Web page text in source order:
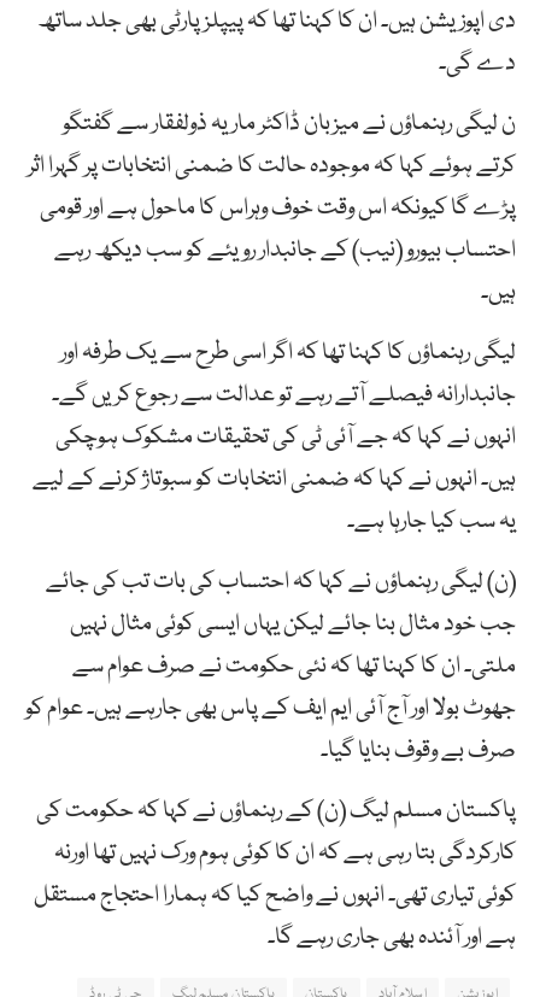
دی اپوزیشن ہیں۔ ان کا کہنا تھا کہ پیپلز پارٹی بھی جلد ساتھ
دے گی۔
ن لیگی رہنماؤں نے میزبان ڈاکٹر ماریہ ذولفقار سے گفتگو
کرتے ہوئے کہا کہ موجودہ حالت کا ضمنی انتخابات پر گہرا اثر
پڑے گا کیونکہ اس وقت خوف وہراس کا ماحول ہے اور قومی
احتساب بیورو (نیب) کے جانبدار رویئے کو سب دیکھ رہے
ہیں۔
لیگی رہنماؤں کا کہنا تھا کہ اگر اسی طرح سے یک طرفہ اور
جانبدارانہ فیصلے آتے رہے تو عدالت سے رجوع کریں گے۔
انہوں نے کہا کہ جے آئی ٹی کی تحقیقات مشکوک ہوچکی
ہیں۔ انہوں نے کہا کہ ضمنی انتخابات کو سبوتاژ کرنے کے لیے
یہ سب کیا جارہا ہے۔
(ن) لیگی رہنماؤں نے کہا کہ احتساب کی بات تب کی جائے
جب خود مثال بنا جائے لیکن یہاں ایسی کوئی مثال نہیں
ملتی۔ ان کا کہنا تھا کہ نئی حکومت نے صرف عوام سے
جھوٹ بولا اور آج آئی ایم ایف کے پاس بھی جارہے ہیں۔ عوام کو
صرف بے وقوف بنایا گیا۔
پاکستان مسلم لیگ (ن) کے رہنماؤں نے کہا کہ حکومت کی
کارکردگی بتا رہی ہے کہ ان کا کوئی ہوم ورک نہیں تھا اورنہ
کوئی تیاری تھی۔ انہوں نے واضح کیا کہ ہمارا احتجاج مستقل
ہے اور آئندہ بھی جاری رہے گا۔